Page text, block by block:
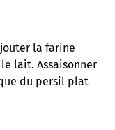
la farine
lait. Assaisonner
du persil plat